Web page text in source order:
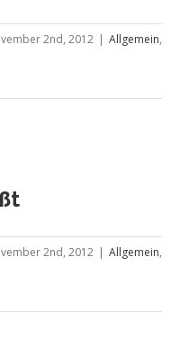
2nd, 2012 | Allgemein,
2nd, 2012 | Allgemein,